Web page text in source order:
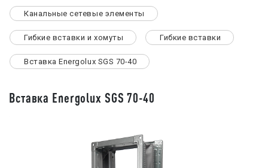
Канальные сетевые элементы
Гибкие вставки и хомуты Гибкие вставки
Вставка Energolux SGS 70-40
Вставка Energolux SGS 70-40